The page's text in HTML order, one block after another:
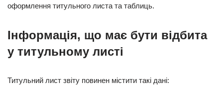
оформлення титульного листа та таблиць.
Інформація, що має бути відбита
у титульному листі
Титульний лист звіту повинен містити такі дані: